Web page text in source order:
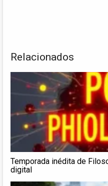
Relacionados
Temporada inédita de
digital